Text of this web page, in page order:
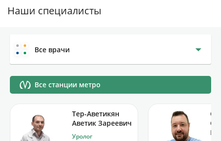
Наши специалисты
Все врачи
Все станции метро
Тер-Аветикян
Аветик Зареевич
Уролог